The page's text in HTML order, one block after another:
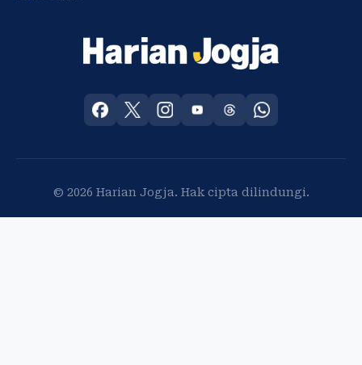
© 2026 Harian Jogja. Hak cipta dilindungi.